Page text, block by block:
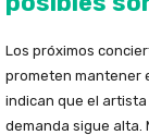
Los próximos
prometen mantener
indican que el
demanda sigue alta.